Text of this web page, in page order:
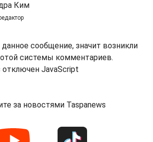
Ким
сообщение, значит возникли
системы комментариев.
JavaScript
за новостями Taspanews